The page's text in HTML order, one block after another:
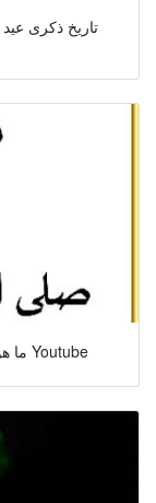
ما هو تاريخ ولادة الرسول صلى الله عليه وسلم Youtube